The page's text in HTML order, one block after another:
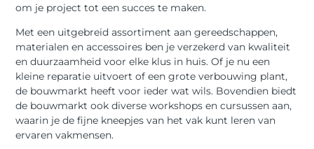
om je project tot een succes te maken.
Met een uitgebreid assortiment aan gereedschappen,
materialen en accessoires ben je verzekerd van kwaliteit
en duurzaamheid voor elke klus in huis. Of je nu een
kleine reparatie uitvoert of een grote verbouwing plant,
de bouwmarkt heeft voor ieder wat wils. Bovendien biedt
de bouwmarkt ook diverse workshops en cursussen aan,
waarin je de fijne kneepjes van het vak kunt leren van
ervaren vakmensen.